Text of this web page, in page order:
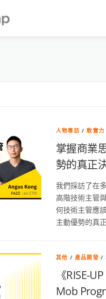
人物專訪 /軟實力
掌握商業
勢的真正
我們採訪了在
高階技術主管
何技術主管應
主動優勢的真
其他 /產品開發 /
《RISE-
Mob